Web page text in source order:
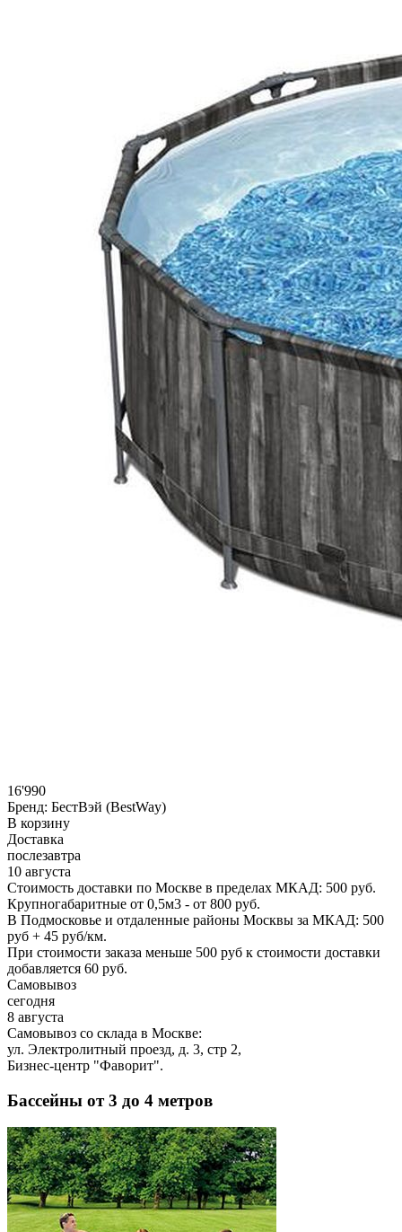
16'990
Бренд: БестВэй (BestWay)
В корзину
Доставка
послезавтра
10 августа
Стоимость доставки по Москве в пределах МКАД: 500 руб.
Крупногабаритные от 0,5м3 - от 800 руб.
В Подмосковье и отдаленные районы Москвы за МКАД: 500
руб + 45 руб/км.
При стоимости заказа меньше 500 руб к стоимости доставки
добавляется 60 руб.
Самовывоз
сегодня
8 августа
Самовывоз со склада в Москве:
ул. Электролитный проезд, д. 3, стр 2,
Бизнес-центр "Фаворит".
Бассейны от 3 до 4 метров